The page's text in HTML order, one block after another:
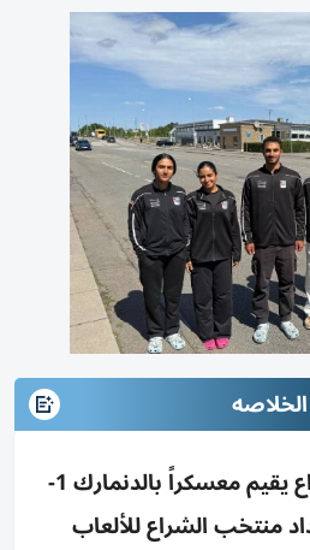
الخلاصه
اتحاد الإمارات للشراع يقيم معسكراً بالدنمارك 1-
منتخب الشراع للألعاب